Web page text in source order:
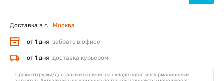
Доставка в г. Москва
от 1 дня забрать в офисе
от 1 дня доставка курьером
Сроки отгрузки/доставки и наличие на складе носят информационный